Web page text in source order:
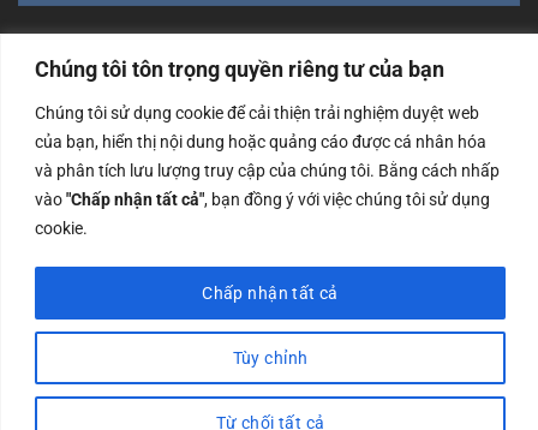
Chúng tôi tôn trọng quyền riêng tư của bạn
Chúng tôi sử dụng cookie để cải thiện trải nghiệm duyệt web
của bạn, hiển thị nội dung hoặc quảng cáo được cá nhân hóa
và phân tích lưu lượng truy cập của chúng tôi. Bằng cách nhấp
vào"Chấp nhận tất cả", bạn đồng ý với việc chúng tôi sử dụng
cookie.
Tùy chỉnh
Từ chối tất cả
Chấp nhận tất cả
Công ty TNHH Nam Bình Xương - Số ĐKKD: 0108783483
cấp ngày 14/06/2019 bởi Sở Kế Hoạch và Đầu Tư Tp. Hà
Nội
Copyrights @2023 Nam Binh Xuong. All Rights Reserved